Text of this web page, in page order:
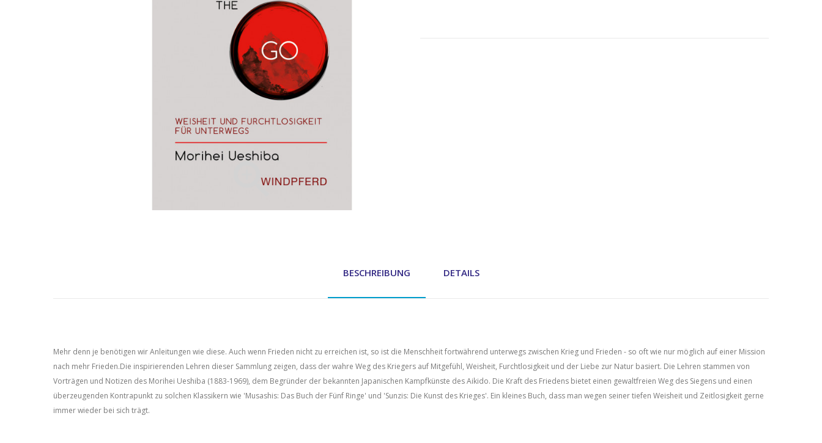

BESCHREIBUNG DETAILS
Mehr denn je benötigen wir Anleitungen wie diese. Auch wenn Frieden nicht zu erreichen ist, so ist die Menschheit fortwährend unterwegs zwischen Krieg und Frieden - so oft wie nur möglich auf einer Mission
nach mehr Frieden.Die inspirierenden Lehren dieser Sammlung zeigen, dass der wahre Weg des Kriegers auf Mitgefühl, Weisheit, Furchtlosigkeit und der Liebe zur Natur basiert. Die Lehren stammen von
Vorträgen und Notizen des Morihei Ueshiba (1883-1969), dem Begründer der bekannten Japanischen Kampfkünste des Aikido. Die Kraft des Friedens bietet einen gewaltfreien Weg des Siegens und einen
überzeugenden Kontrapunkt zu solchen Klassikern wie 'Musashis: Das Buch der Fünf Ringe' und 'Sunzis: Die Kunst des Krieges'. Ein kleines Buch, dass man wegen seiner tiefen Weisheit und Zeitlosigkeit gerne
immer wieder bei sich trägt.